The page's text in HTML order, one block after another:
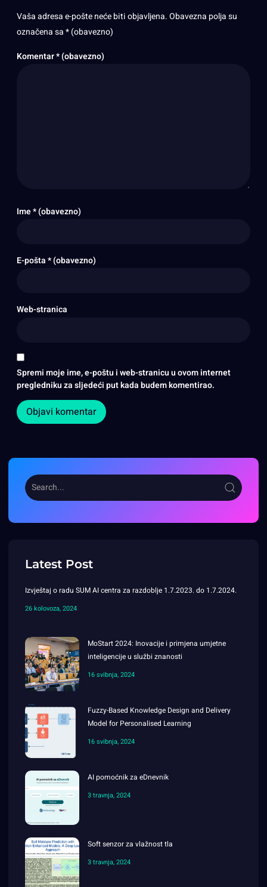
Vaša adresa e-pošte neće biti objavljena.Obavezna polja su
označena sa* (obavezno)
Komentar* (obavezno)
Ime* (obavezno)
E-pošta* (obavezno)
Web-stranica
Spremi moje ime, e-poštu i web-stranicu u ovom internet
pregledniku za sljedeći put kada budem komentirao.
Latest Post
Izvještaj o radu SUM AI centra za razdoblje 1.7.2023. do 1.7.2024.
26 kolovoza, 2024
MoStart 2024: Inovacije i primjena umjetne
inteligencije u službi znanosti
16 svibnja, 2024
Fuzzy-Based Knowledge Design and Delivery
Model for Personalised Learning
16 svibnja, 2024
AI pomoćnik za eDnevnik
3 travnja, 2024
Soft senzor za vlažnost tla
3 travnja, 2024